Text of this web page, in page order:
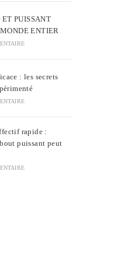
PUISSANT
ENTIER
: les secrets
rapide :
puissant peut